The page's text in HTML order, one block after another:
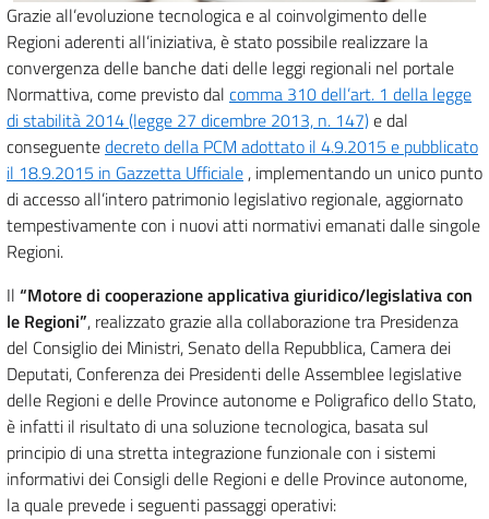
Grazie all’evoluzione tecnologica e al coinvolgimento delle
Regioni aderenti all’iniziativa, è stato possibile realizzare la
convergenza delle banche dati delle leggi regionali nel portale
Normattiva, come previsto dal comma 310 dell’art. 1 della legge
di stabilità 2014 (legge 27 dicembre 2013, n. 147)e dal
conseguentedecreto della PCM adottato il 4.9.2015 e pubblicato
il 18.9.2015 in Gazzetta Ufficiale , implementando un unico punto
di accesso all’intero patrimonio legislativo regionale, aggiornato
tempestivamente con i nuovi atti normativi emanati dalle singole
Regioni.
Il “Motore di cooperazione applicativa giuridico/legislativa con
le Regioni”, realizzato grazie alla collaborazione tra Presidenza
del Consiglio dei Ministri, Senato della Repubblica, Camera dei
Deputati, Conferenza dei Presidenti delle Assemblee legislative
delle Regioni e delle Province autonome e Poligrafico dello Stato,
è infatti il risultato di una soluzione tecnologica, basata sul
principio di una stretta integrazione funzionale con i sistemi
informativi dei Consigli delle Regioni e delle Province autonome,
la quale prevede i seguenti passaggi operativi: